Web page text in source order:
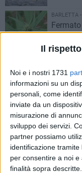
Il
Noi e i nostri 1731
informazioni su un
personali, come
inviate da un
misurazione di
sviluppo dei servizi.
partner possiamo
identificazione
per consentire a noi
finalità sopra
BARLETTA
BARLETTA
milione
BAT - 10
L'Asl